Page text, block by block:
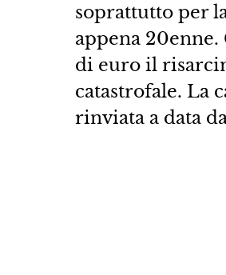
soprattutto per
appena
di euro il
catastrofale. La
rinviata a data